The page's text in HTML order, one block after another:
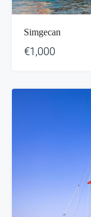
Simgecan
€1,000